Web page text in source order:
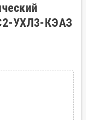
УХЛ3-КЭАЗ